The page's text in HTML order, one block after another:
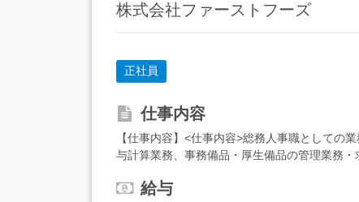
株式会社ファーストフーズ
正社員
仕事内容
【仕事内容】<仕事内容>総務人事職としての
与計算業務、事務備品・厚生備品の管理業務
給与